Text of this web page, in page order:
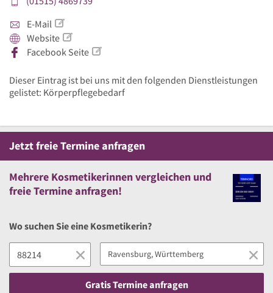
E-Mail
Website
Facebook Seite
Dieser Eintrag ist bei uns mit den folgenden Dienstleistungen
gelistet: Körperpflegebedarf
JetztfreieTermine anfragen
Mehrere Kosmetikerinnen vergleichen und
freieTermine anfragen!
Wo suchen Sie eine Kosmetikerin?
Gratis Termine anfragen